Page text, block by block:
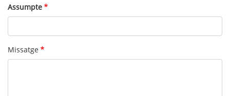
Assumpte
Missatge